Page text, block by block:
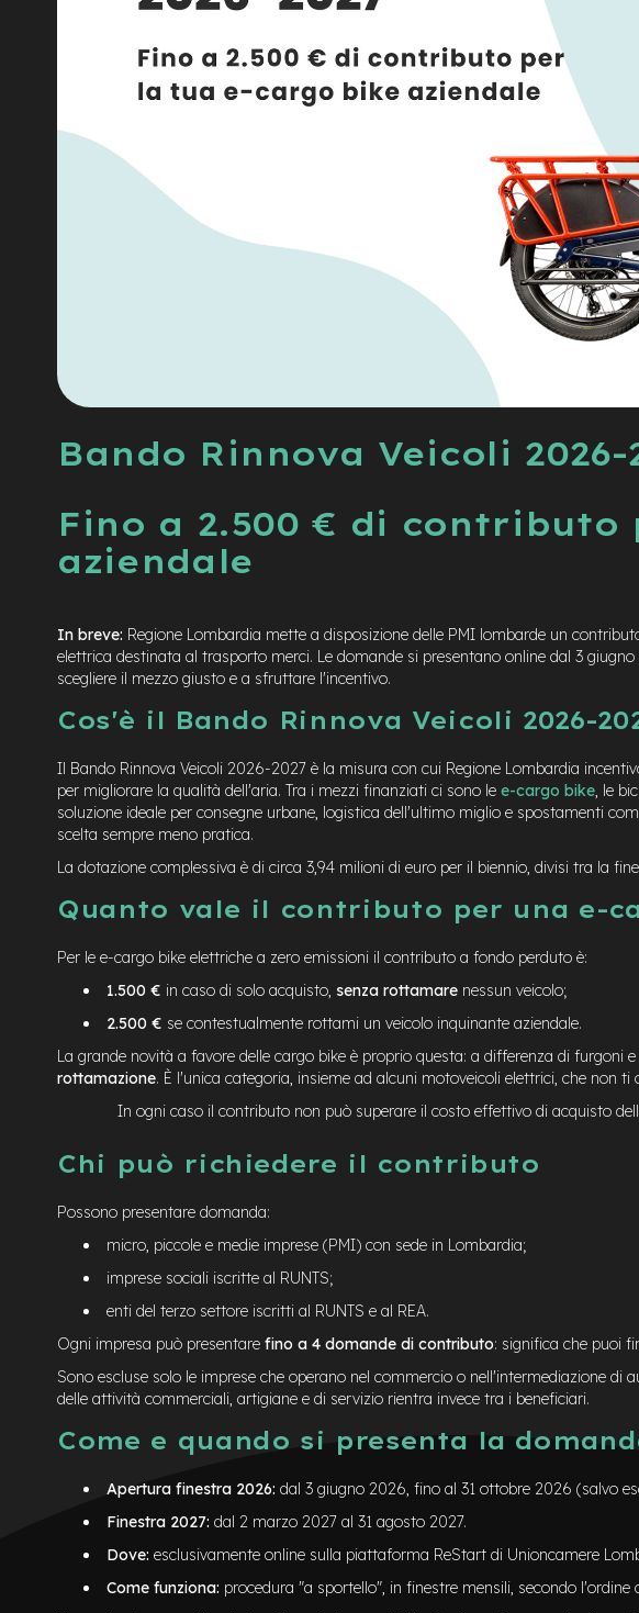
Bando Rinnova Veicoli 2026-
Fino a 2.500 € di
aziendale
In breve: Regione Lombardia mette a disposizione delle PMI lombarde un
elettrica destinata al trasporto merci. Le domande si presentano online dal 3
scegliere il mezzo giusto e a sfruttare l'incentivo.
Cos'è il Bando Rinnova Veicoli 2026-
Il Bando Rinnova Veicoli 2026-2027 è la misura con cui Regione Lombardia
per migliorare la qualità dell'aria. Tra i mezzi finanziati ci sono le e-cargo bike, le
soluzione ideale per consegne urbane, logistica dell'ultimo miglio e spostamenti
scelta sempre meno pratica.
La dotazione complessiva è di circa 3,94 milioni di euro per il biennio, divisi tra la
Quanto vale il contributo per una e-
Per le e-cargo bike elettriche a zero emissioni il contributo a fondo perduto è:
1.500 € in caso di solo acquisto, senza rottamare nessun veicolo;
2.500 € se contestualmente rottami un veicolo inquinante aziendale.
La grande novità a favore delle cargo bike è proprio questa: a differenza di furgoni
rottamazione. È l'unica categoria, insieme ad alcuni motoveicoli elettrici, che non
In ogni caso il contributo non può superare il costo effettivo di acquisto
Chi può richiedere il contributo
Possono presentare domanda:
micro, piccole e medie imprese (PMI) con sede in Lombardia;
imprese sociali iscritte al RUNTS;
enti del terzo settore iscritti al RUNTS e al REA.
Ogni impresa può presentare fino a 4 domande di contributo: significa che puoi
Sono escluse solo le imprese che operano nel commercio o nell'intermediazione di
delle attività commerciali, artigiane e di servizio rientra invece tra i beneficiari.
Come e quando si presenta la
Apertura finestra 2026: dal 3 giugno 2026, fino al 31 ottobre 2026 (salvo
Finestra 2027: dal 2 marzo 2027 al 31 agosto 2027.
Dove: esclusivamente online sulla piattaforma ReStart di Unioncamere
Come funziona: procedura "a sportello", in finestre mensili, secondo